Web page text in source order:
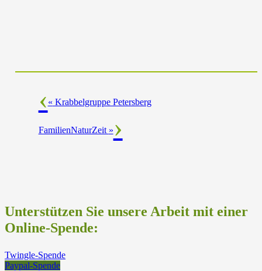
« Krabbelgruppe Petersberg
FamilienNaturZeit »
Unterstützen Sie unsere Arbeit mit einer
Online-Spende:
Twingle-Spende
Paypal-Spende